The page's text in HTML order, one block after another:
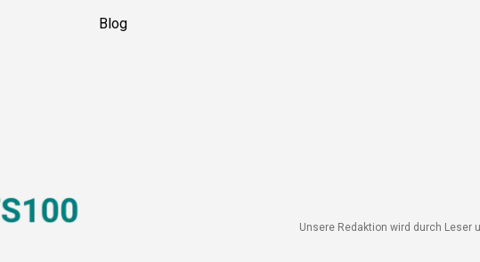
Blog
Unsere Redaktion wird durch Leser